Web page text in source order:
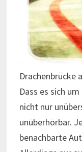
Drachenbrücke
Dass es sich
nicht nur
unüberhörbar.
benachbarte